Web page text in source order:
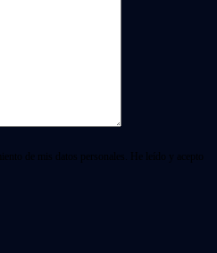
de mis datos personales. He leído y acepto